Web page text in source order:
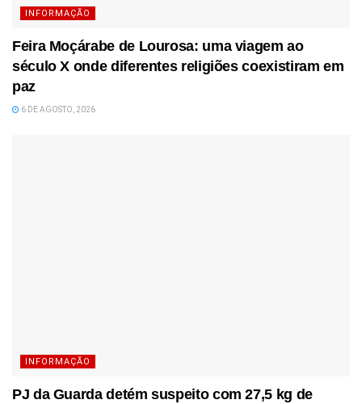
INFORMAÇÃO
Feira Moçárabe de Lourosa: uma viagem ao
século X onde diferentes religiões coexistiram em
paz
6 DE AGOSTO, 2026
INFORMAÇÃO
PJ da Guarda detém suspeito com 27,5 kg de